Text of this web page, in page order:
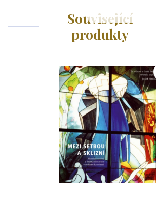
Související
produkty